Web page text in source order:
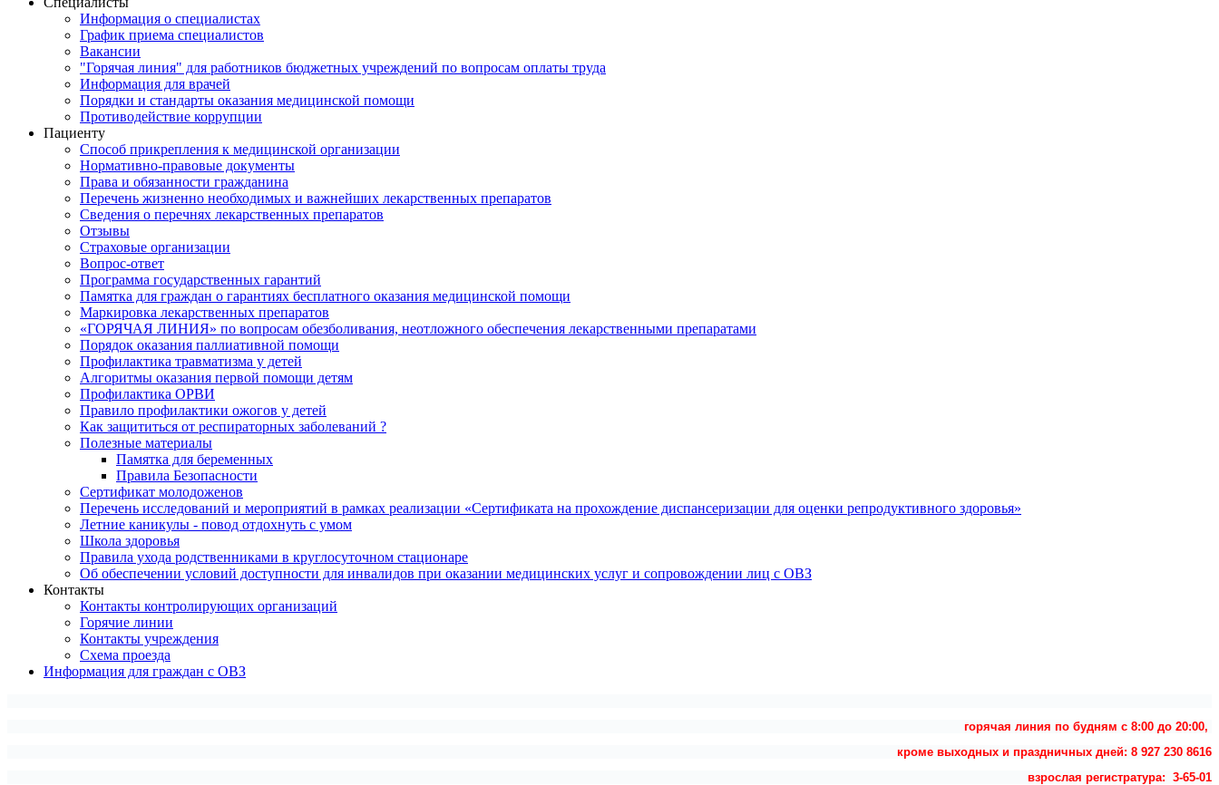
Информация о специалистах
График приема специалистов
Вакансии
"Горячая линия" для работников бюджетных учреждений по вопросам оплаты труда
Информация для врачей
Порядки и стандарты оказания медицинской помощи
Противодействие коррупции
Пациенту
Способ прикрепления к медицинской организации
Нормативно-правовые документы
Права и обязанности гражданина
Перечень жизненно необходимых и важнейших лекарственных препаратов
Сведения о перечнях лекарственных препаратов
Отзывы
Страховые организации
Вопрос-ответ
Программа государственных гарантий
Памятка для граждан о гарантиях бесплатного оказания медицинской помощи
Маркировка лекарственных препаратов
«ГОРЯЧАЯ ЛИНИЯ» по вопросам обезболивания, неотложного обеспечения лекарственными препаратами
Порядок оказания паллиативной помощи
Профилактика травматизма у детей
Алгоритмы оказания первой помощи детям
Профилактика ОРВИ
Правило профилактики ожогов у детей
Как защититься от респираторных заболеваний ?
Полезные материалы
Памятка для беременных
Правила Безопасности
Сертификат молодоженов
Перечень исследований и мероприятий в рамках реализации «Сертификата на прохождение диспансеризации для оценки репродуктивного здоровья»
Летние каникулы - повод отдохнуть с умом
Школа здоровья
Правила ухода родственниками в круглосуточном стационаре
Об обеспечении условий доступности для инвалидов при оказании медицинских услуг и сопровождении лиц с ОВЗ
Контакты
Контакты контролирующих организаций
Горячие линии
Контакты учреждения
Схема проезда
Информация для граждан с ОВЗ
горячая линия по будням с 8:00 до 20:00,
кроме выходных и праздничных дней: 8 927 230 8616
взрослая регистратура: 3-65-01